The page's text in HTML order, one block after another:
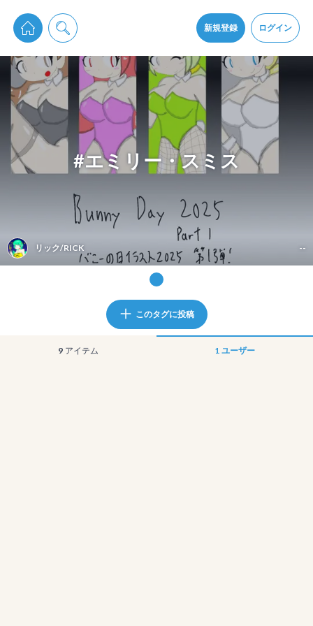
新規登録 ログイン
pixiv Sketchは2024年5月28日付で プライパシーポリシーを改定しました。
通知を受け取るにはここをクリックします
pixiv Sketchアプリでさらに快適に！
アプリをインストール
#エミリー・スミス
リック/RICK --
このタグに投稿
9 アイテム 1 ユーザー